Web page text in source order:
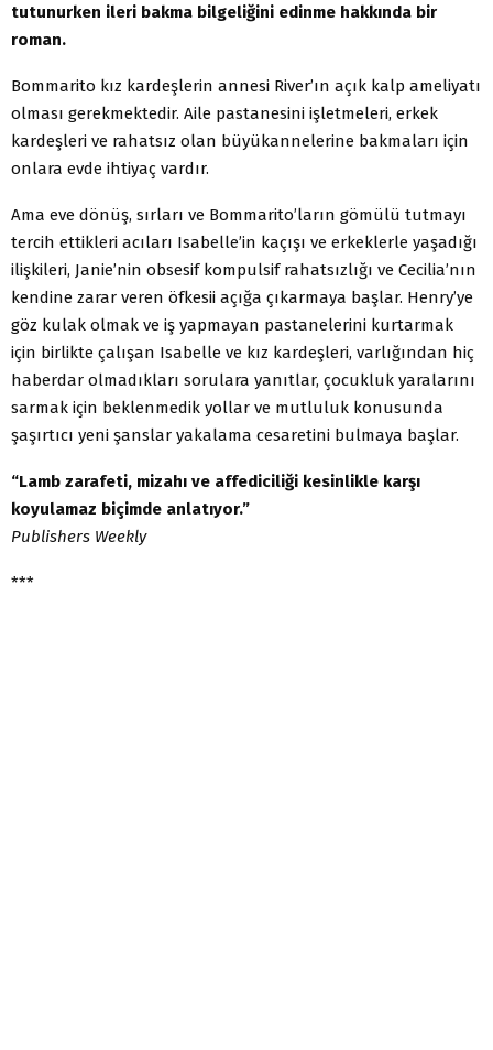
tutunurken ileri bakma bilgeliğini edinme hakkında bir
roman.
Bommarito kız kardeşlerin annesi River’ın açık kalp ameliyatı
olması gerekmektedir. Aile pastanesini işletmeleri, erkek
kardeşleri ve rahatsız olan büyükannelerine bakmaları için
onlara evde ihtiyaç vardır.
Ama eve dönüş, sırları ve Bommarito’ların gömülü tutmayı
tercih ettikleri acıları Isabelle’in kaçışı ve erkeklerle yaşadığı
ilişkileri, Janie’nin obsesif kompulsif rahatsızlığı ve Cecilia’nın
kendine zarar veren öfkesii açığa çıkarmaya başlar. Henry’ye
göz kulak olmak ve iş yapmayan pastanelerini kurtarmak
için birlikte çalışan Isabelle ve kız kardeşleri, varlığından hiç
haberdar olmadıkları sorulara yanıtlar, çocukluk yaralarını
sarmak için beklenmedik yollar ve mutluluk konusunda
şaşırtıcı yeni şanslar yakalama cesaretini bulmaya başlar.
“Lamb zarafeti, mizahı ve affediciliği kesinlikle karşı
koyulamaz biçimde anlatıyor.”
Publishers Weekly
***